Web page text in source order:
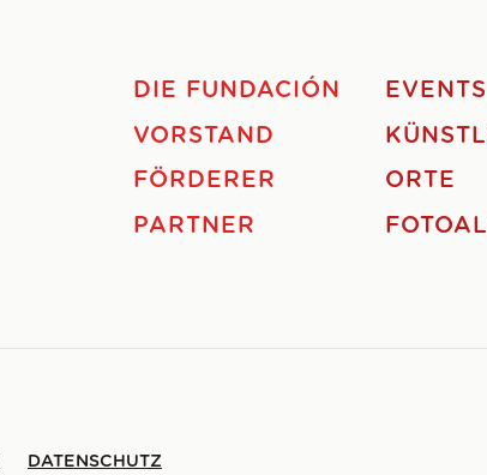
DIE FUNDACIÓN
VORSTAND
FÖRDERER
PARTNER
EVENTS
ORTE
DATENSCHUTZ